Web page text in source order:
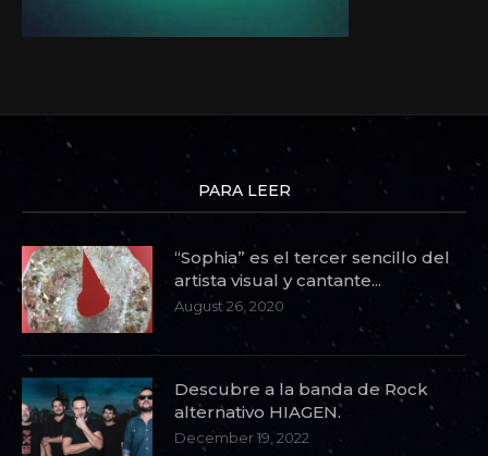
PARA LEER
“Sophia” es el tercer sencillo del
artista visual y cantante...
August 26, 2020
Descubre a la banda de Rock
alternativo HIAGEN.
December 19, 2022